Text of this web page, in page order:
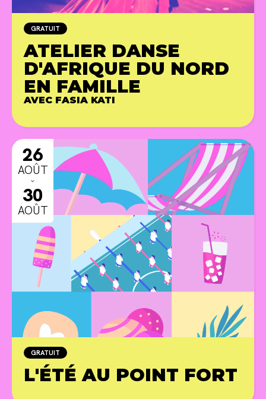
GRATUIT
ATELIER DANSE
D'AFRIQUE DU NORD
EN FAMILLE
AVEC FASIA KATI
26
AOÛT
ˇ
30
AOÛT
GRATUIT
L'ÉTÉ AU POINT FORT